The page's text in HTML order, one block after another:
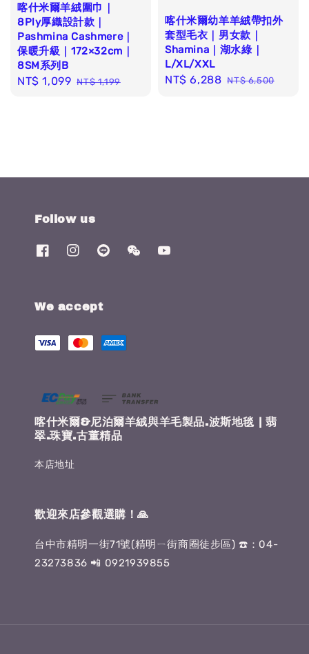
喀什米爾羊絨圍巾｜
8Ply厚織設計款｜
Pashmina Cashmere｜
保暖升級｜172×32cm｜
8SM系列B
Sale
NT$ 1,099 Regular
NT$ 1,199
喀什米爾幼羊羊絨帶扣外
套型毛衣｜男女款｜
Shamina｜湖水綠｜
L/XL/XXL
Sale
NT$ 6,288 Regular
NT$ 6,500
Follow us
We accept
喀什米爾&尼泊爾羊絨與羊毛製品.波斯地毯 | 翡
翠.珠寶.古董精品
本店地址
歡迎來店參觀選購！🙏
台中市精明一街71號(精明ㄧ街商圈徒步區) ☎️：04-
23273836 📲 0921939855